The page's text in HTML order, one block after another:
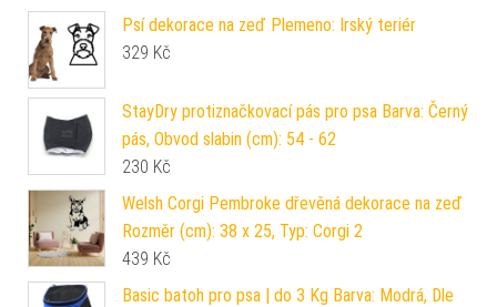
Psí dekorace na zeď Plemeno: Irský teriér
329 Kč
StayDry protiznačkovací pás pro psa Barva: Černý
pás, Obvod slabin (cm): 54 - 62
230 Kč
Welsh Corgi Pembroke dřevěná dekorace na zeď
Rozměr (cm): 38 x 25, Typ: Corgi 2
439 Kč
Basic batoh pro psa | do 3 Kg Barva: Modrá, Dle